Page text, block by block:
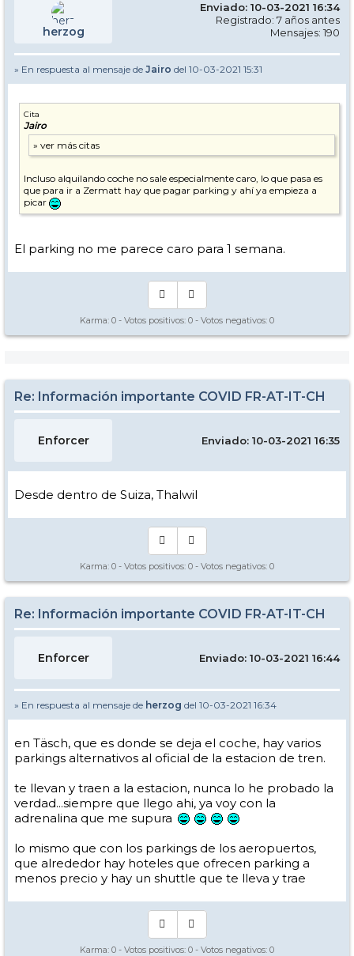
herzog
Enviado: 10-03-2021 16:34
Registrado: 7 años antes
Mensajes: 190
» En respuesta al mensaje de Jairo del 10-03-2021 15:31
Cita
Jairo
Incluso alquilando coche no sale especialmente caro, lo que pasa es
que para ir a Zermatt hay que pagar parking y ahí ya empieza a
picar
El parking no me parece caro para 1 semana.
Karma: 0 - Votos positivos: 0 - Votos negativos: 0
Re: Información importante COVID FR-AT-IT-CH
Enforcer Enviado: 10-03-2021 16:35
Desde dentro de Suiza, Thalwil
Karma: 0 - Votos positivos: 0 - Votos negativos: 0
Re: Información importante COVID FR-AT-IT-CH
Enforcer Enviado: 10-03-2021 16:44
» En respuesta al mensaje de herzog del 10-03-2021 16:34
en Täsch, que es donde se deja el coche, hay varios
parkings alternativos al oficial de la estacion de tren.
te llevan y traen a la estacion, nunca lo he probado la
verdad...siempre que llego ahi, ya voy con la
adrenalina que me supura
lo mismo que con los parkings de los aeropuertos,
que alrededor hay hoteles que ofrecen parking a
menos precio y hay un shuttle que te lleva y trae
Karma: 0 - Votos positivos: 0 - Votos negativos: 0